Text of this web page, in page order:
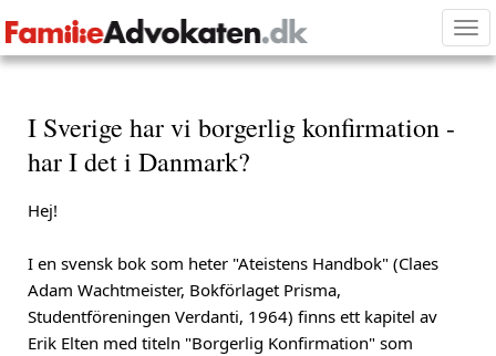
I Sverige har vi borgerlig konfirmation -
har I det i Danmark?
Hej!
I en svensk bok som heter "Ateistens Handbok" (Claes
Adam Wachtmeister, Bokförlaget Prisma,
Studentföreningen Verdanti, 1964) finns ett kapitel av
Erik Elten med titeln "Borgerlig Konfirmation" som